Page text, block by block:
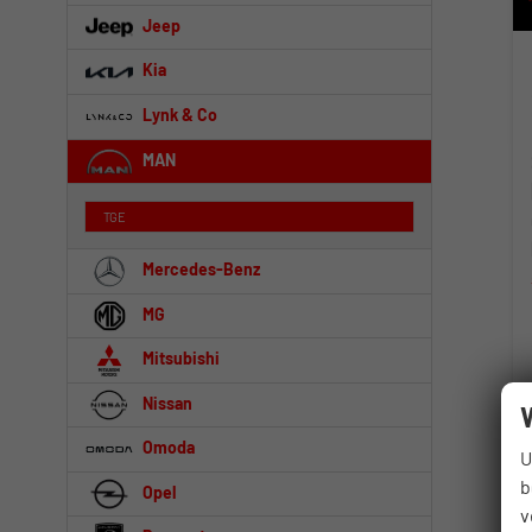
Jeep
Kia
Lynk & Co
MAN
TGE
Mercedes-Benz
MG
Mitsubishi
Nissan
Omoda
Opel